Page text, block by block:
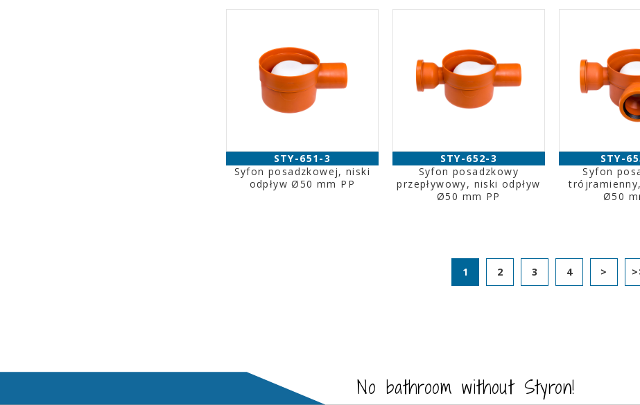
STY-651-3
Syfon posadzkowej, niski
odpływ Ø50 mm PP
STY-652-3
Syfon posadzkowy
przepływowy, niski odpływ
Ø50 mm PP
STY-
Syfon
Ø50
1 2 3 4 >
No bathroom without Styron!